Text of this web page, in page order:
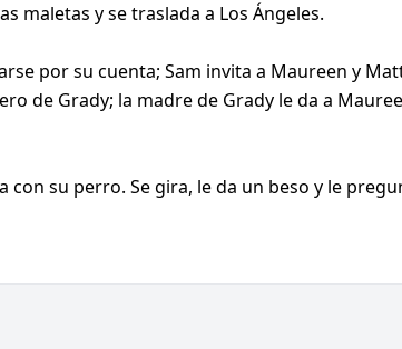
maletas y se traslada a Los Ángeles.
por su cuenta; Sam invita a Maureen y
de Grady; la madre de Grady le da a
su perro. Se gira, le da un beso y le